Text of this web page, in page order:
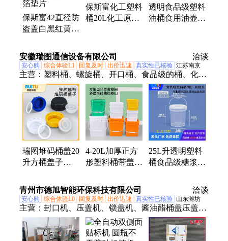
业用桶
保斯富42直径防
盗盖白黑红黄蓝
瓶桶盖配套铝箔
垫片
保斯富化工塑料
桶20L化工原料
透明食品级塑料
油桶食用油壶花
安徽瑞图通信设备有限公司
洽谈
安心购 综合体验L1 回复及时 出价迅速 真实性已核验 江苏南京
主营： 塑料桶、螺旋桶、开口桶、食品级的桶、化工
桶、家用塑料小水桶、发酵塑料桶、奶茶桶、塑料圆
桶、5l塑料桶、水桶、方形塑料桶、食品级塑料桶、
涂料桶、机油桶、海蜇桶、龙虾桶、化肥桶、乳胶漆
桶、包装桶、肥料桶、种子包装桶、酒酿包装桶、透
明塑料桶
瑞图堆码桶盖20
升方桶盖子
料桶防盗盖加厚
密封PE多色
4-20L加厚正方
形塑料桶带盖大
工业用涂料桶水
桶
25L升透明塑料
桶食品级糖浆火
资有机肥酒糟分
装桶
青州市德旭智能环保科技有限公司 洽谈
安心购 综合体验L0 回复及时 出价迅速 真实性已核验 山东潍坊
主营： 封口机、压盖机、锁盖机、酱油醋桶盖压盖封
口机、烘干机、调味品、标签机、灌装机、料酒灌
装、灌装设备、香油设备、圆盘冲瓶机、瓶子清洗